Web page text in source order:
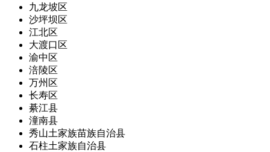
九龙坡区
沙坪坝区
江北区
大渡口区
渝中区
涪陵区
万州区
长寿区
綦江县
潼南县
秀山土家族苗族自治县
石柱土家族自治县